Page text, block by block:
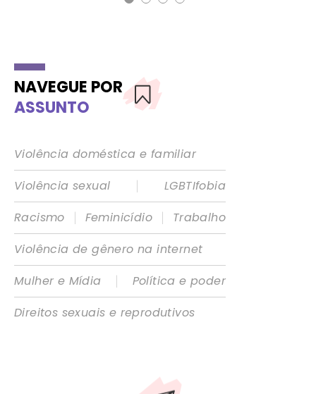
NAVEGUE POR
ASSUNTO
Violência doméstica e familiar
Violência sexual
|
LGBTIfobia
Racismo
| Feminicídio |
Trabalho
Violência de gênero na internet
Mulher e Mídia
|
Política e poder
Direitos sexuais e reprodutivos